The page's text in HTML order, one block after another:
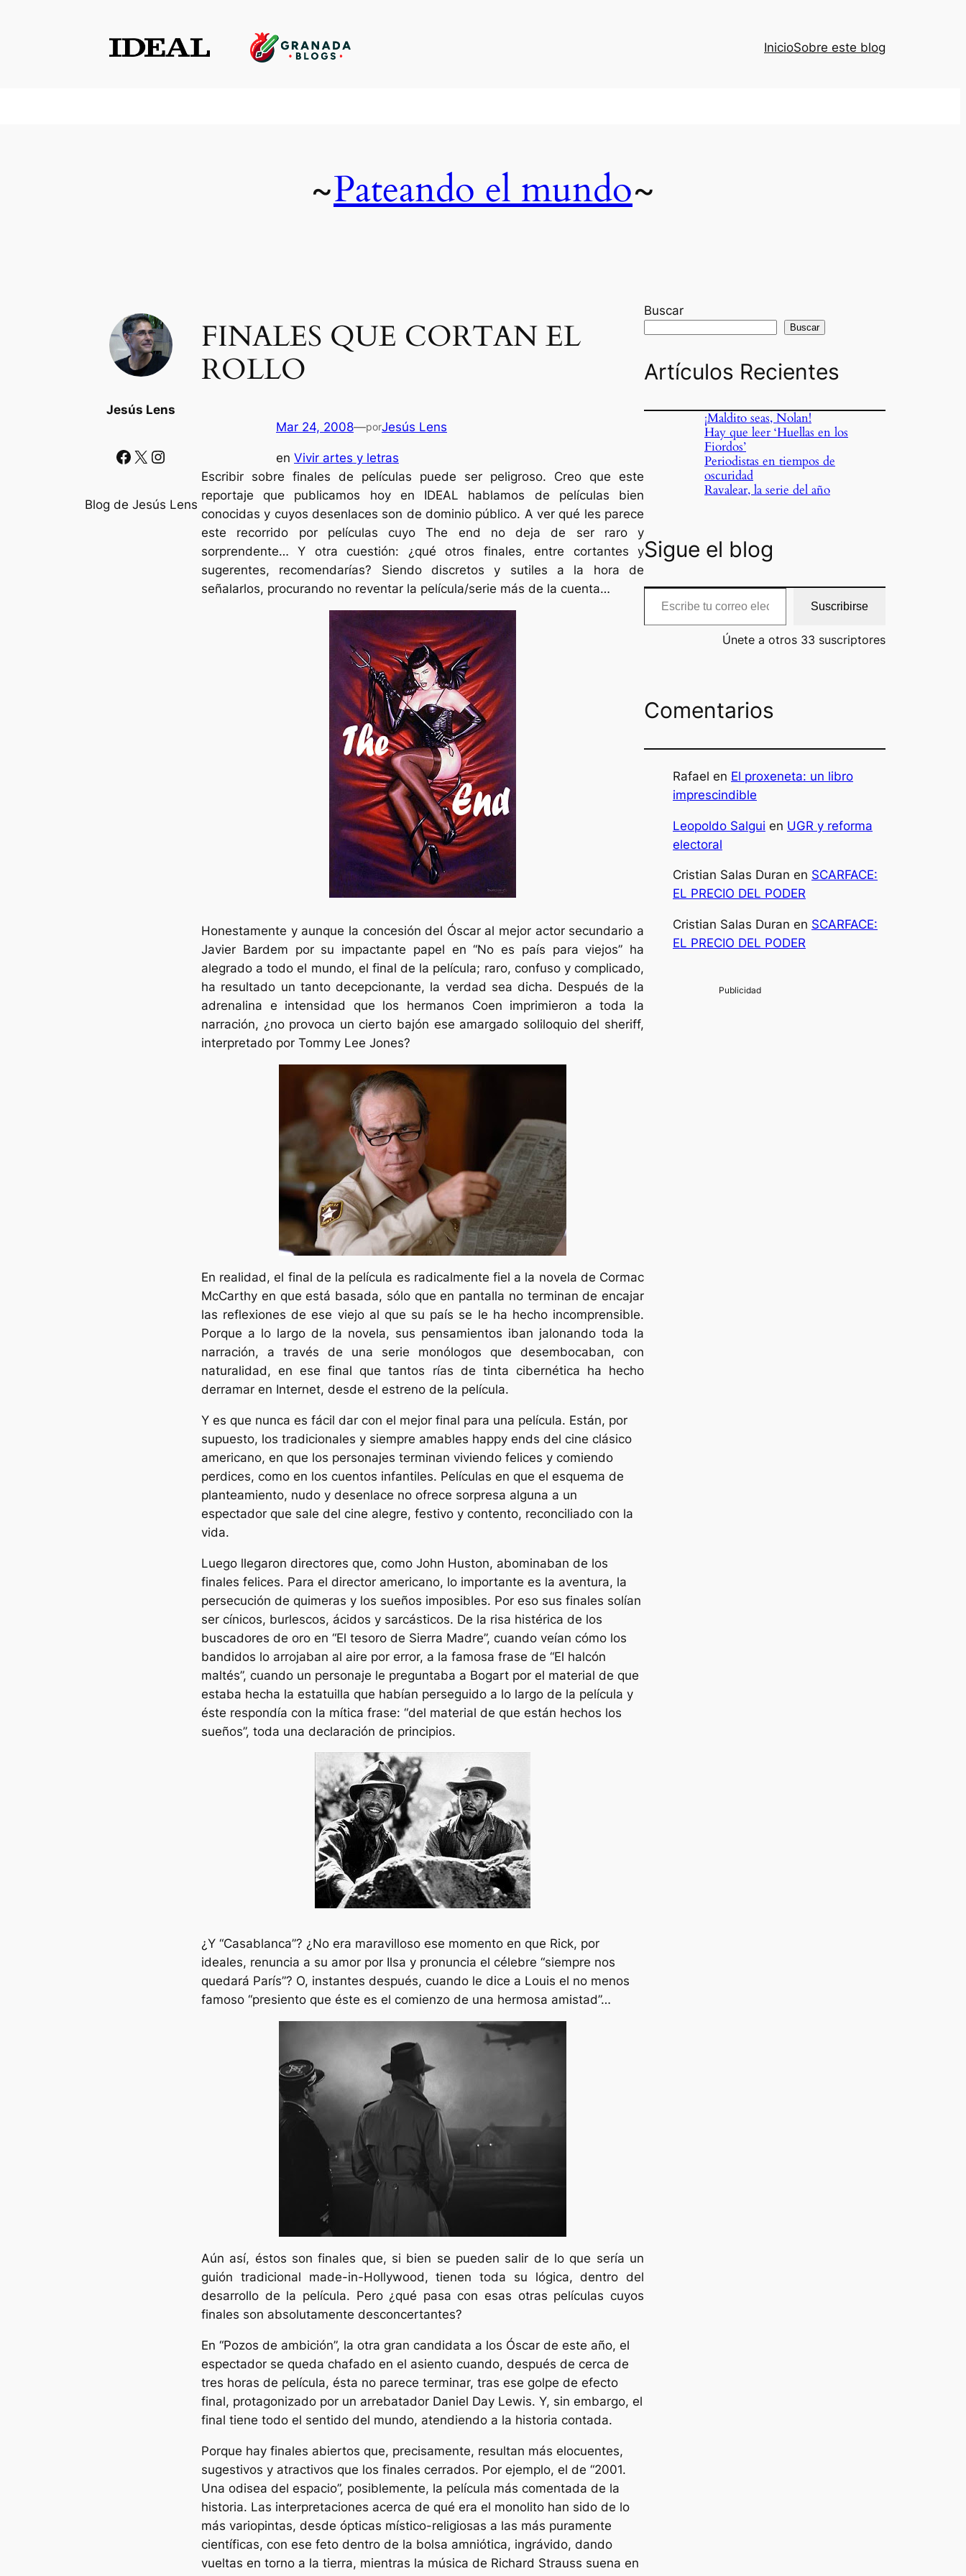
InicioSobre este blog
~Pateando el mundo~
Jesús Lens
Facebook X Instagram
Blog de Jesús Lens
FINALES QUE CORTAN EL
ROLLO
Mar 24, 2008—porJesús Lens
en Vivir artes y letras
Escribir sobre finales de películas puede ser peligroso. Creo que este
reportaje que publicamos hoy en IDEAL hablamos de películas bien
conocidas y cuyos desenlaces son de dominio público. A ver qué les parece
este recorrido por películas cuyo The end no deja de ser raro y
sorprendente… Y otra cuestión: ¿qué otros finales, entre cortantes y
sugerentes, recomendarías? Siendo discretos y sutiles a la hora de
señalarlos, procurando no reventar la película/serie más de la cuenta…
Honestamente y aunque la concesión del Óscar al mejor actor secundario a
Javier Bardem por su impactante papel en “No es país para viejos” ha
alegrado a todo el mundo, el final de la película; raro, confuso y complicado,
ha resultado un tanto decepcionante, la verdad sea dicha. Después de la
adrenalina e intensidad que los hermanos Coen imprimieron a toda la
narración, ¿no provoca un cierto bajón ese amargado soliloquio del sheriff,
interpretado por Tommy Lee Jones?
En realidad, el final de la película es radicalmente fiel a la novela de Cormac
McCarthy en que está basada, sólo que en pantalla no terminan de encajar
las reflexiones de ese viejo al que su país se le ha hecho incomprensible.
Porque a lo largo de la novela, sus pensamientos iban jalonando toda la
narración, a través de una serie monólogos que desembocaban, con
naturalidad, en ese final que tantos rías de tinta cibernética ha hecho
derramar en Internet, desde el estreno de la película.
Y es que nunca es fácil dar con el mejor final para una película. Están, por
supuesto, los tradicionales y siempre amables happy ends del cine clásico
americano, en que los personajes terminan viviendo felices y comiendo
perdices, como en los cuentos infantiles. Películas en que el esquema de
planteamiento, nudo y desenlace no ofrece sorpresa alguna a un
espectador que sale del cine alegre, festivo y contento, reconciliado con la
vida.
Luego llegaron directores que, como John Huston, abominaban de los
finales felices. Para el director americano, lo importante es la aventura, la
persecución de quimeras y los sueños imposibles. Por eso sus finales solían
ser cínicos, burlescos, ácidos y sarcásticos. De la risa histérica de los
buscadores de oro en “El tesoro de Sierra Madre”, cuando veían cómo los
bandidos lo arrojaban al aire por error, a la famosa frase de “El halcón
maltés”, cuando un personaje le preguntaba a Bogart por el material de que
estaba hecha la estatuilla que habían perseguido a lo largo de la película y
éste respondía con la mítica frase: “del material de que están hechos los
sueños”, toda una declaración de principios.
¿Y “Casablanca”? ¿No era maravilloso ese momento en que Rick, por
ideales, renuncia a su amor por Ilsa y pronuncia el célebre “siempre nos
quedará París”? O, instantes después, cuando le dice a Louis el no menos
famoso “presiento que éste es el comienzo de una hermosa amistad”…
Aún así, éstos son finales que, si bien se pueden salir de lo que sería un
guión tradicional made-in-Hollywood, tienen toda su lógica, dentro del
desarrollo de la película. Pero ¿qué pasa con esas otras películas cuyos
finales son absolutamente desconcertantes?
En “Pozos de ambición”, la otra gran candidata a los Óscar de este año, el
espectador se queda chafado en el asiento cuando, después de cerca de
tres horas de película, ésta no parece terminar, tras ese golpe de efecto
final, protagonizado por un arrebatador Daniel Day Lewis. Y, sin embargo, el
final tiene todo el sentido del mundo, atendiendo a la historia contada.
Porque hay finales abiertos que, precisamente, resultan más elocuentes,
sugestivos y atractivos que los finales cerrados. Por ejemplo, el de “2001.
Una odisea del espacio”, posiblemente, la película más comentada de la
historia. Las interpretaciones acerca de qué era el monolito han sido de lo
más variopintas, desde ópticas místico-religiosas a las más puramente
científicas, con ese feto dentro de la bolsa amniótica, ingrávido, dando
vueltas en torno a la tierra, mientras la música de Richard Strauss suena en
Buscar
Buscar
Artículos Recientes
¡Maldito seas, Nolan!
Hay que leer ‘Huellas en los
Fiordos’
Periodistas en tiempos de
oscuridad
Ravalear, la serie del año
Sigue el blog
Escribe tu correo electrónico…
Suscribirse
Únete a otros 33 suscriptores
Comentarios
Rafael en El proxeneta: un libro
imprescindible
Leopoldo Salgui en UGR y reforma
electoral
Cristian Salas Duran en SCARFACE:
EL PRECIO DEL PODER
Cristian Salas Duran en SCARFACE:
EL PRECIO DEL PODER